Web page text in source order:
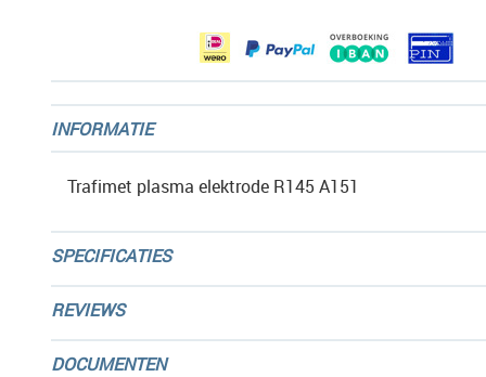
INFORMATIE
Trafimet plasma elektrode R145 A151
SPECIFICATIES
REVIEWS
DOCUMENTEN